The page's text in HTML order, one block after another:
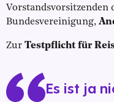
Vorstandsvorsitzenden
Bundesvereinigung,
Zur Testpflicht für
Es ist ja